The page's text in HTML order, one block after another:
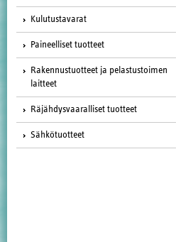
Kulutustavarat
Paineelliset tuotteet
Rakennustuotteet ja pelastustoimen
laitteet
Räjähdysvaaralliset tuotteet
Sähkötuotteet